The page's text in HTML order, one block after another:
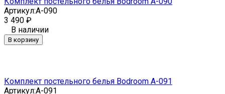
Артикул:A-090
3 490 ₽
В наличии
В корзину
Комплект постельного белья Bodroom A-091
Артикул:A-091